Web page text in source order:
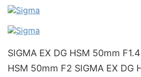
SIGMA EX DG HSM 50mm
HSM 50mm F2 SIGMA EX DG